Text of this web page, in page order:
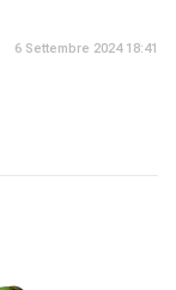
6 Settembre 2024 18:41